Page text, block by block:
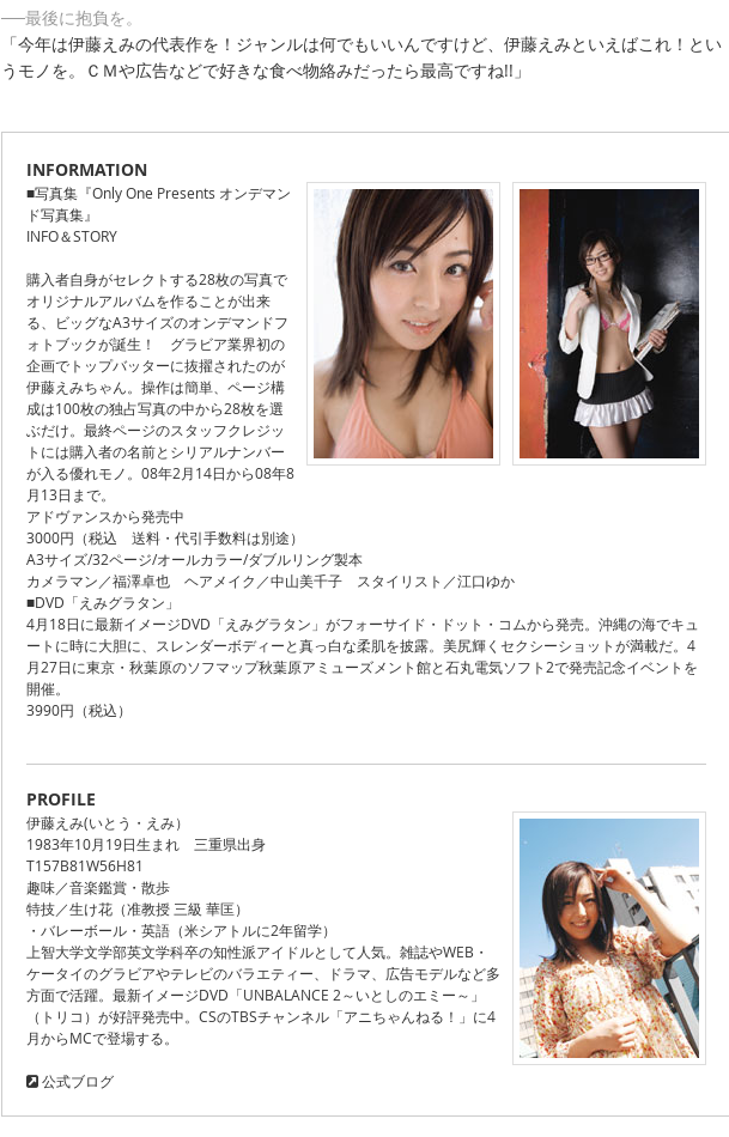
──最後に抱負を。
「今年は伊藤えみの代表作を！ジャンルは何でもいいんですけど、伊藤えみといえばこれ！とい
うモノを。ＣＭや広告などで好きな食べ物絡みだったら最高ですね!!」
INFORMATION
■写真集『Only One Presents オンデマン
ド写真集』
INFO＆STORY
購入者自身がセレクトする28枚の写真で
オリジナルアルバムを作ることが出来
る、ビッグなA3サイズのオンデマンドフ
ォトブックが誕生！ グラビア業界初の
企画でトップバッターに抜擢されたのが
伊藤えみちゃん。操作は簡単、ページ構
成は100枚の独占写真の中から28枚を選
ぶだけ。最終ページのスタッフクレジッ
トには購入者の名前とシリアルナンバー
が入る優れモノ。08年2月14日から08年8
月13日まで。
アドヴァンスから発売中
3000円（税込 送料・代引手数料は別途）
A3サイズ/32ページ/オールカラー/ダブルリング製本
カメラマン／福澤卓也 ヘアメイク／中山美千子 スタイリスト／江口ゆか
■DVD「えみグラタン」
4月18日に最新イメージDVD「えみグラタン」がフォーサイド・ドット・コムから発売。沖縄の海でキュ
ートに時に大胆に、スレンダーボディーと真っ白な柔肌を披露。美尻輝くセクシーショットが満載だ。4
月27日に東京・秋葉原のソフマップ秋葉原アミューズメント館と石丸電気ソフト2で発売記念イベントを
開催。
3990円（税込）
PROFILE
伊藤えみ(いとう・えみ）
1983年10月19日生まれ 三重県出身
T157B81W56H81
趣味／音楽鑑賞・散歩
特技／生け花（准教授 三級 華匡）
・バレーボール・英語（米シアトルに2年留学）
上智大学文学部英文学科卒の知性派アイドルとして人気。雑誌やWEB・
ケータイのグラビアやテレビのバラエティー、ドラマ、広告モデルなど多
方面で活躍。最新イメージDVD「UNBALANCE 2～いとしのエミー～」
（トリコ）が好評発売中。CSのTBSチャンネル「アニちゃんねる！」に4
月からMCで登場する。
公式ブログ